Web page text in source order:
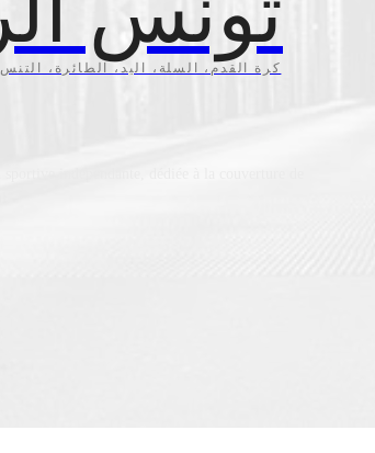
كرة القدم، السلة، اليد، الطائرة،